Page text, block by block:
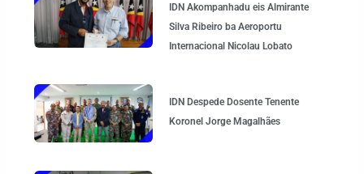
IDN Akompanhadu eis Almirante
Silva Ribeiro ba Aeroportu
Internacional Nicolau Lobato
IDN Despede Dosente Tenente
Koronel Jorge Magalhães